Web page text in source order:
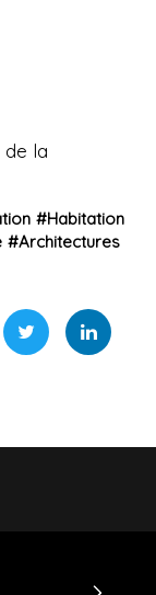
de la
#Habitation
#Architectures